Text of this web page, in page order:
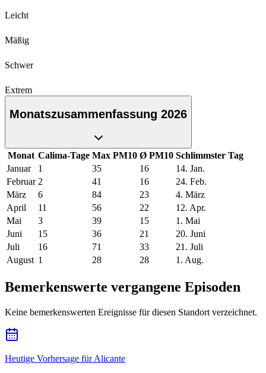
Leicht
Mäßig
Schwer
Extrem
Monatszusammenfassung 2026
Monat Calima-Tage Max PM10 Ø PM10 Schlimmster Tag
Januar
1 35 16
14. Jan.
Februar 2 41 16
24. Feb.
März
6 84 23
4. März
April
11 56 22
12. Apr.
Mai
3 39 15
1. Mai
Juni
15 36 21
20. Juni
Juli
16 71 33
21. Juli
August 1 28 28 1. Aug.
Bemerkenswerte vergangene Episoden
Keine bemerkenswerten Ereignisse für diesen Standort verzeichnet.
Heutige Vorhersage für Alicante